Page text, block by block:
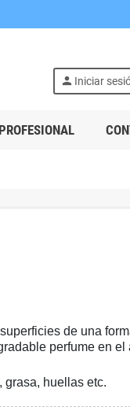
person Iniciar
de una
perfume en el
grasa, huellas etc.